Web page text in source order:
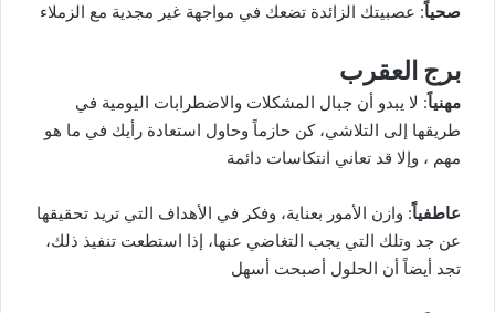
صحياً: عصبيتك الزائدة تضعك في مواجهة غير مجدية مع الزملاء
برج العقرب
مهنياً: لا يبدو أن جبال المشكلات والاضطرابات اليومية في
طريقها إلى التلاشي، كن حازماً وحاول استعادة رأيك في ما هو
مهم ، وإلا قد تعاني انتكاسات دائمة
عاطفياً: وازن الأمور بعناية، وفكر في الأهداف التي تريد تحقيقها
عن جد وتلك التي يجب التغاضي عنها، إذا استطعت تنفيذ ذلك،
تجد أيضاً أن الحلول أصبحت أسهل